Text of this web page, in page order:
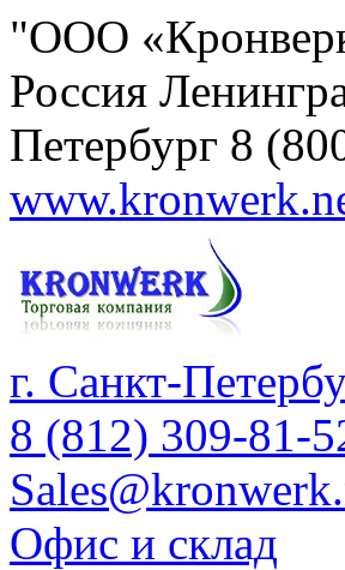
"ООО
Россия
Петербург 8
г. Санкт-
8 (812) 309-81-
Офис и склад